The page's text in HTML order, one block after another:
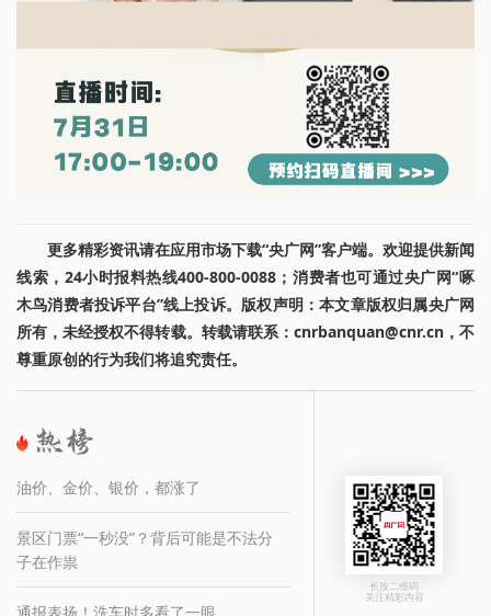
更多精彩资讯请在应用市场下载“央广网”客户端。欢迎提供新闻
线索，24小时报料热线400-800-0088；消费者也可通过央广网“啄
木鸟消费者投诉平台”线上投诉。版权声明：本文章版权归属央广网
所有，未经授权不得转载。转载请联系：cnrbanquan@cnr.cn，不
尊重原创的行为我们将追究责任。
油价、金价、银价，都涨了
景区门票“一秒没”？背后可能是不法分
子在作祟
通报表扬！洗车时多看了一眼，
长按二维码
关注精彩内容